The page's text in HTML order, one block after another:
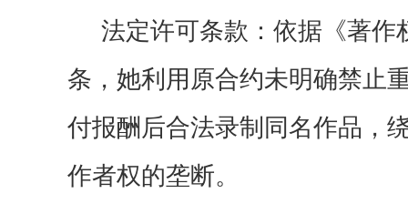
法定许可条款：依据《著作
条，她利用原合约未明确禁止
付报酬后合法录制同名作品，
作者权的垄断。